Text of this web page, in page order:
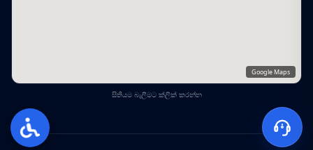
Google Maps
සිතියම බැලීමට ක්ලික් කරන්න